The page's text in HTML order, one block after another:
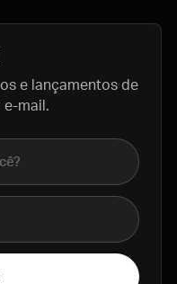
e lançamentos de
e-mail.